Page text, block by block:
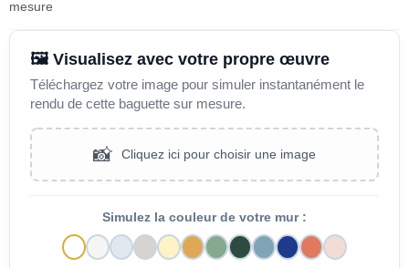
mesure
🖼️ Visualisez avec votre propre œuvre
Téléchargez votre image pour simuler instantanément le
rendu de cette baguette sur mesure.
📸 Cliquez ici pour choisir une image
Simulez la couleur de votre mur :